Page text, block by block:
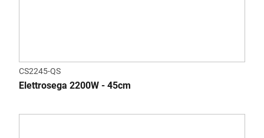
CS2245-QS
Elettrosega 2200W - 45cm